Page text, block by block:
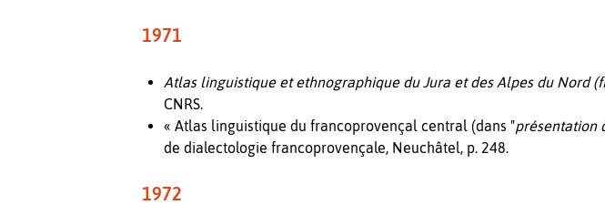
1971
Atlas linguistique et ethnographique du Jura et des Alpes du Nord
CNRS.
« Atlas linguistique du francoprovençal central (dans "présentation
de dialectologie francoprovençale, Neuchâtel, p. 248.
1972